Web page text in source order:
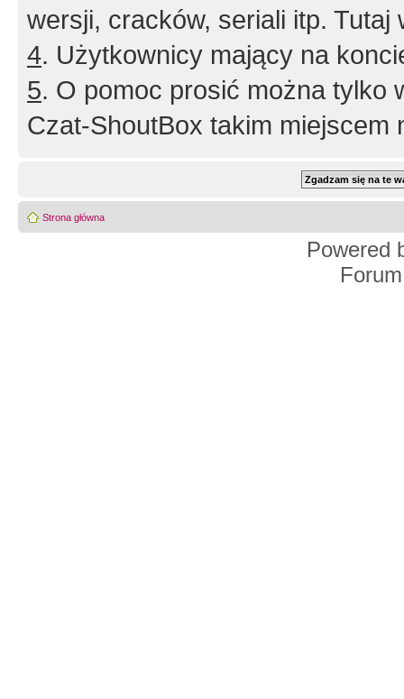
wersji, cracków, seriali itp. Tutaj
4. Użytkownicy mający na
5. O pomoc prosić można tylko
Czat-ShoutBox takim miejscem
Strona główna
Powered